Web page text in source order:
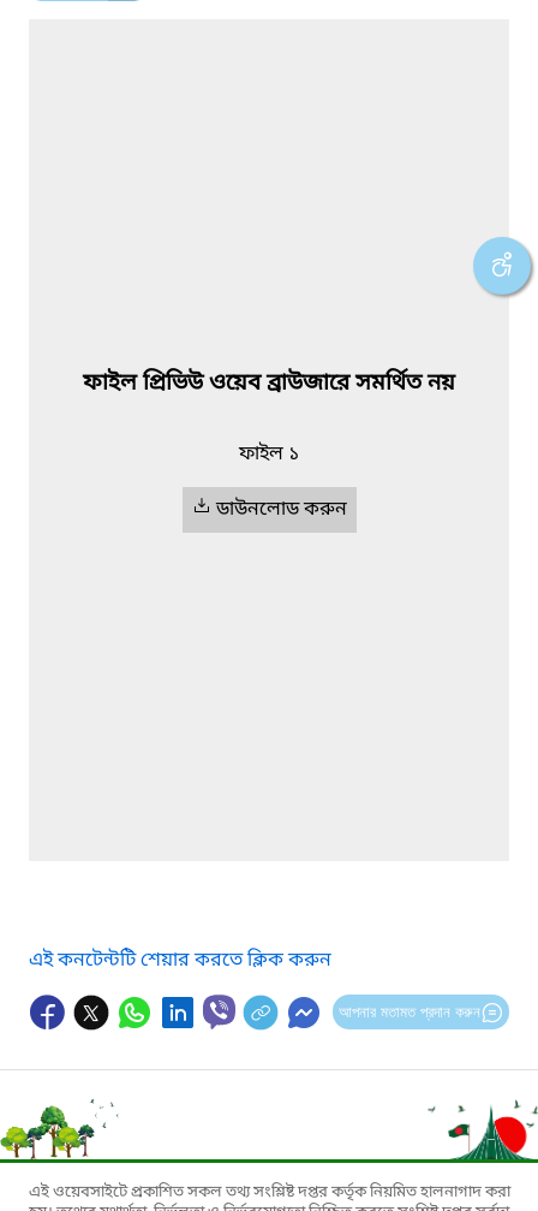
ফাইল প্রিভিউ ওয়েব ব্রাউজারে সমর্থিত নয়
ফাইল ১
ডাউনলোড করুন
এই কনটেন্টটি শেয়ার করতে ক্লিক করুন
আপনার মতামত প্রদান করুন
এই ওয়েবসাইটে প্রকাশিত সকল তথ্য সংশ্লিষ্ট দপ্তর কর্তৃক নিয়মিত হালনাগাদ করা